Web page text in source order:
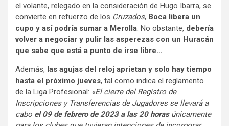
el volante, relegado en la consideración de Hugo Ibarra, se
convierte en refuerzo de los Cruzados, Boca libera un
cupo y así podría sumar a Merolla. No obstante, debería
volver a negociar y pulir las asperezas con un Huracán
que sabe que está a punto de irse libre…
Además, las agujas del reloj aprietan y solo hay tiempo
hasta el próximo jueves, tal como indica el reglamento
de la Liga Profesional: «El cierre del Registro de
Inscripciones y Transferencias de Jugadores se llevará a
cabo el 09 de febrero de 2023 a las 20 horasúnicamente